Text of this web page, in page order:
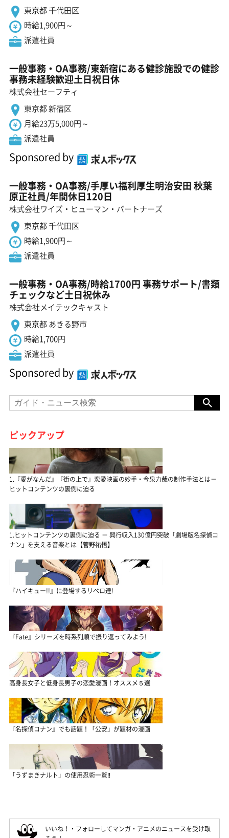
東京都 千代田区
時給1,900円～
派遣社員
一般事務・OA事務/東新宿にある健診施設での健診
事務未経験歓迎土日祝日休
株式会社セーフティ
東京都 新宿区
月給23万5,000円～
派遣社員
Sponsored by
一般事務・OA事務/手厚い福利厚生明治安田 秋葉
原正社員/年間休日120日
株式会社ワイズ・ヒューマン・パートナーズ
東京都 千代田区
時給1,900円～
派遣社員
一般事務・OA事務/時給1700円 事務サポート/書類
チェックなど土日祝休み
株式会社メイテックキャスト
東京都 あきる野市
時給1,700円
派遣社員
Sponsored by
ピックアップ
1.『愛がなんだ』『街の上で』恋愛映画の妙手・今泉力哉の制作手法とは－
ヒットコンテンツの裏側に迫る
1.ヒットコンテンツの裏側に迫る － 興行収入130億円突破「劇場版名探偵コ
ナン」を支える音楽とは【菅野祐悟】
『ハイキュー!!』に登場するリベロ達!
『Fate』シリーズを時系列順で振り返ってみよう!
高身長女子と低身長男子の恋愛漫画！オススメ５選
『名探偵コナン』でも話題！「公安」が題材の漫画
「うずまきナルト」の使用忍術一覧‼
いいね！・フォローしてマンガ・アニメのニュースを受け取